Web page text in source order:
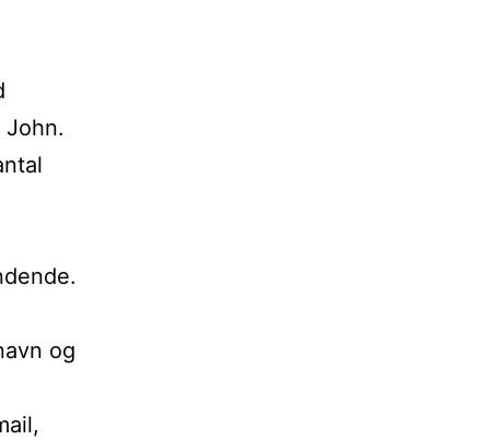
og